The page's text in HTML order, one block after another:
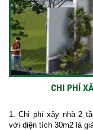
CHI PHÍ
1. Chi phí xây nhà 2
với diện tích 30m2 là